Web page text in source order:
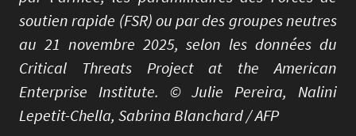
soutien rapide (FSR) ou par des groupes neutres
au 21 novembre 2025, selon les données du
Critical Threats Project at the American
Enterprise Institute. © Julie Pereira, Nalini
Lepetit-Chella, Sabrina Blanchard / AFP